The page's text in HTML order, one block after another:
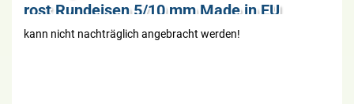
rost Rund­ei­sen 5/10 mm Made in EU
kann nicht nach­träg­lich an­ge­bracht wer­den!